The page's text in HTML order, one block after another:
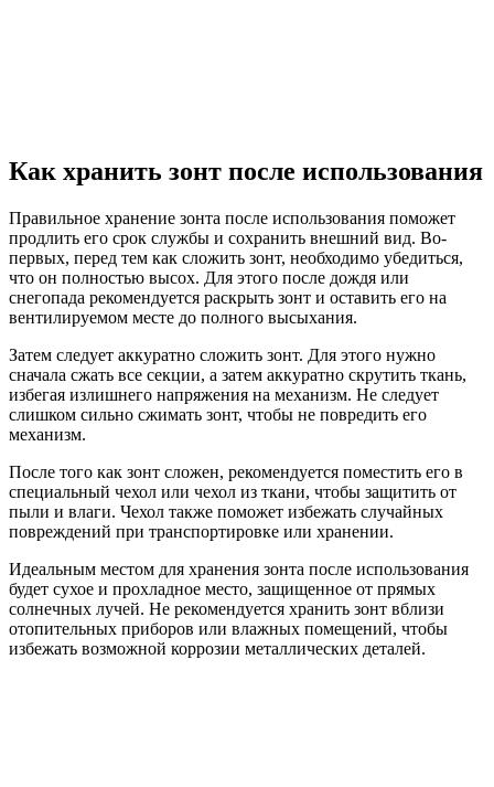
Как хранить зонт после использования
Правильное хранение зонта после использования поможет
продлить его срок службы и сохранить внешний вид. Во-
первых, перед тем как сложить зонт, необходимо убедиться,
что он полностью высох. Для этого после дождя или
снегопада рекомендуется раскрыть зонт и оставить его на
вентилируемом месте до полного высыхания.
Затем следует аккуратно сложить зонт. Для этого нужно
сначала сжать все секции, а затем аккуратно скрутить ткань,
избегая излишнего напряжения на механизм. Не следует
слишком сильно сжимать зонт, чтобы не повредить его
механизм.
После того как зонт сложен, рекомендуется поместить его в
специальный чехол или чехол из ткани, чтобы защитить от
пыли и влаги. Чехол также поможет избежать случайных
повреждений при транспортировке или хранении.
Идеальным местом для хранения зонта после использования
будет сухое и прохладное место, защищенное от прямых
солнечных лучей. Не рекомендуется хранить зонт вблизи
отопительных приборов или влажных помещений, чтобы
избежать возможной коррозии металлических деталей.